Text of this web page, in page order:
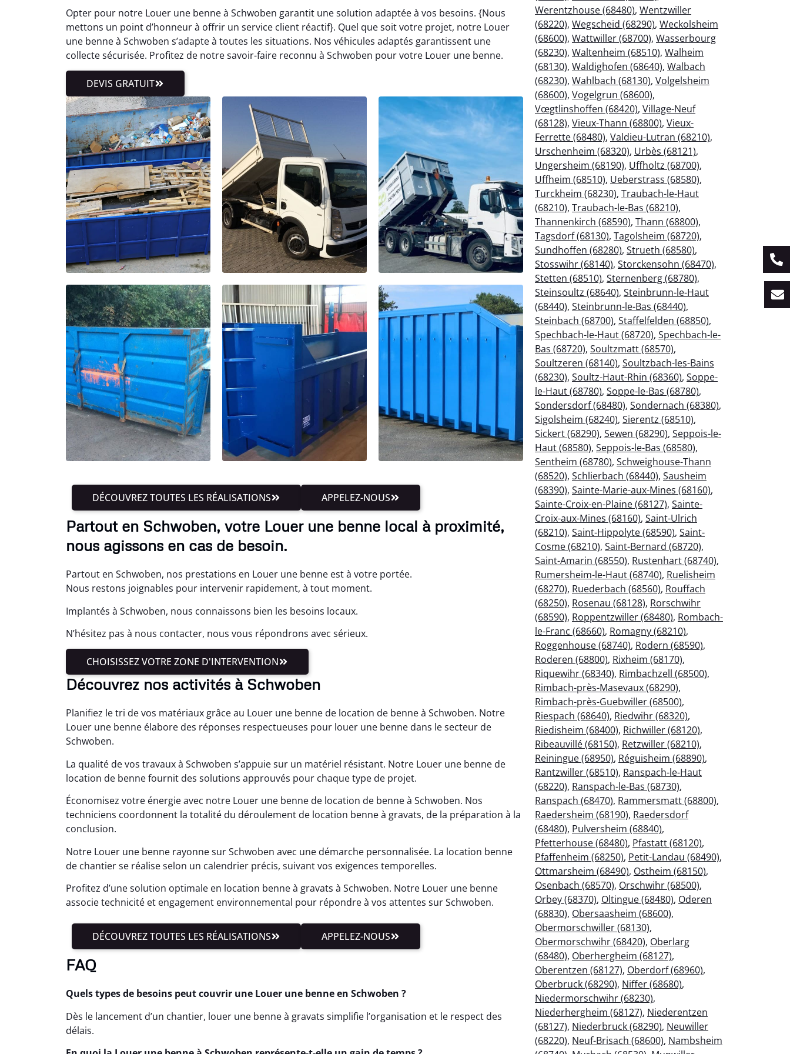
Opter pour notre Louer une benne à Schwoben garantit une solution adaptée à vos besoins. {Nous
mettons un point d’honneur à offrir un service client réactif}. Quel que soit votre projet, notre Louer
une benne à Schwoben s’adapte à toutes les situations. Nos véhicules adaptés garantissent une
collecte sécurisée. Profitez de notre savoir-faire reconnu à Schwoben pour votre Louer une benne.
DEVIS GRATUIT
DÉCOUVREZ TOUTES LES RÉALISATIONS APPELEZ-NOUS
Partout en Schwoben, votre Louer une benne local à proximité,
nous agissons en cas de besoin.
Partout en Schwoben, nos prestations en Louer une benne est à votre portée.
Nous restons joignables pour intervenir rapidement, à tout moment.
Implantés à Schwoben, nous connaissons bien les besoins locaux.
N’hésitez pas à nous contacter, nous vous répondrons avec sérieux.
CHOISISSEZ VOTRE ZONE D'INTERVENTION
Découvrez nos activités à Schwoben
Planifiez le tri de vos matériaux grâce au Louer une benne de location de benne à Schwoben. Notre
Louer une benne élabore des réponses respectueuses pour louer une benne dans le secteur de
Schwoben.
La qualité de vos travaux à Schwoben s’appuie sur un matériel résistant. Notre Louer une benne de
location de benne fournit des solutions approuvés pour chaque type de projet.
Économisez votre énergie avec notre Louer une benne de location de benne à Schwoben. Nos
techniciens coordonnent la totalité du déroulement de location benne à gravats, de la préparation à la
conclusion.
Notre Louer une benne rayonne sur Schwoben avec une démarche personnalisée. La location benne
de chantier se réalise selon un calendrier précis, suivant vos exigences temporelles.
Profitez d’une solution optimale en location benne à gravats à Schwoben. Notre Louer une benne
associe technicité et engagement environnemental pour répondre à vos attentes sur Schwoben.
DÉCOUVREZ TOUTES LES RÉALISATIONS APPELEZ-NOUS
FAQ
Quels types de besoins peut couvrir une Louer une benne en Schwoben ?
Dès le lancement d’un chantier, louer une benne à gravats simplifie l’organisation et le respect des
délais.
Werentzhouse (68480), Wentzwiller
(68220), Wegscheid (68290), Weckolsheim
(68600), Wattwiller (68700), Wasserbourg
(68230), Waltenheim (68510), Walheim
(68130), Waldighofen (68640), Walbach
(68230), Wahlbach (68130), Volgelsheim
(68600), Vogelgrun (68600),
Vœgtlinshoffen (68420), Village-Neuf
(68128), Vieux-Thann (68800), Vieux-
Ferrette (68480), Valdieu-Lutran (68210),
Urschenheim (68320), Urbès (68121),
Ungersheim (68190), Uffholtz (68700),
Uffheim (68510), Ueberstrass (68580),
Turckheim (68230), Traubach-le-Haut
(68210), Traubach-le-Bas (68210),
Thannenkirch (68590), Thann (68800),
Tagsdorf (68130), Tagolsheim (68720),
Sundhoffen (68280), Strueth (68580),
Stosswihr (68140), Storckensohn (68470),
Stetten (68510), Sternenberg (68780),
Steinsoultz (68640), Steinbrunn-le-Haut
(68440), Steinbrunn-le-Bas (68440),
Steinbach (68700), Staffelfelden (68850),
Spechbach-le-Haut (68720), Spechbach-le-
Bas (68720), Soultzmatt (68570),
Soultzeren (68140), Soultzbach-les-Bains
(68230), Soultz-Haut-Rhin (68360), Soppe-
le-Haut (68780), Soppe-le-Bas (68780),
Sondersdorf (68480), Sondernach (68380),
Sigolsheim (68240), Sierentz (68510),
Sickert (68290), Sewen (68290), Seppois-le-
Haut (68580), Seppois-le-Bas (68580),
Sentheim (68780), Schweighouse-Thann
(68520), Schlierbach (68440), Sausheim
(68390), Sainte-Marie-aux-Mines (68160),
Sainte-Croix-en-Plaine (68127), Sainte-
Croix-aux-Mines (68160), Saint-Ulrich
(68210), Saint-Hippolyte (68590), Saint-
Cosme (68210), Saint-Bernard (68720),
Saint-Amarin (68550), Rustenhart (68740),
Rumersheim-le-Haut (68740), Ruelisheim
(68270), Ruederbach (68560), Rouffach
(68250), Rosenau (68128), Rorschwihr
(68590), Roppentzwiller (68480), Rombach-
le-Franc (68660), Romagny (68210),
Roggenhouse (68740), Rodern (68590),
Roderen (68800), Rixheim (68170),
Riquewihr (68340), Rimbachzell (68500),
Rimbach-près-Masevaux (68290),
Rimbach-près-Guebwiller (68500),
Riespach (68640), Riedwihr (68320),
Riedisheim (68400), Richwiller (68120),
Ribeauvillé (68150), Retzwiller (68210),
Reiningue (68950), Réguisheim (68890),
Rantzwiller (68510), Ranspach-le-Haut
(68220), Ranspach-le-Bas (68730),
Ranspach (68470), Rammersmatt (68800),
Raedersheim (68190), Raedersdorf
(68480), Pulversheim (68840),
Pfetterhouse (68480), Pfastatt (68120),
Pfaffenheim (68250), Petit-Landau (68490),
Ottmarsheim (68490), Ostheim (68150),
Osenbach (68570), Orschwihr (68500),
Orbey (68370), Oltingue (68480), Oderen
(68830), Obersaasheim (68600),
Obermorschwiller (68130),
Obermorschwihr (68420), Oberlarg
(68480), Oberhergheim (68127),
Oberentzen (68127), Oberdorf (68960),
Oberbruck (68290), Niffer (68680),
Niedermorschwihr (68230),
Niederhergheim (68127), Niederentzen
(68127), Niederbruck (68290), Neuwiller
(68220), Neuf-Brisach (68600), Nambsheim